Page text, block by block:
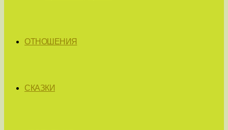
ОТНОШЕНИЯ
СКАЗКИ